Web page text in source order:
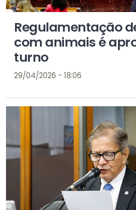
Regulamentação
com animais é
turno
29/04/2026 - 18:06